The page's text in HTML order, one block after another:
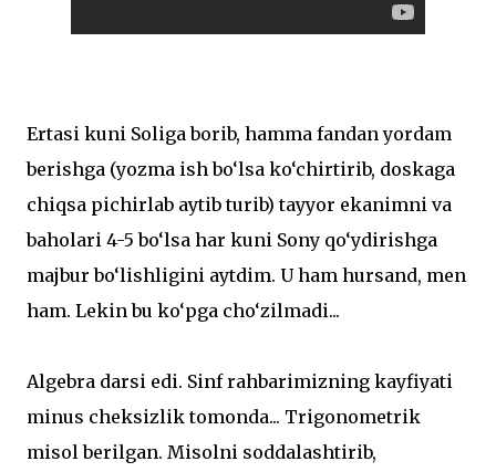
Ertasi kuni Soliga borib, hamma fandan yordam
berishga (yozma ish bo‘lsa ko‘chirtirib, doskaga
chiqsa pichirlab aytib turib) tayyor ekanimni va
baholari 4-5 bo‘lsa har kuni Sony qo‘ydirishga
majbur bo‘lishligini aytdim. U ham hursand, men
ham. Lekin bu ko‘pga cho‘zilmadi...
Algebra darsi edi. Sinf rahbarimizning kayfiyati
minus cheksizlik tomonda... Trigonometrik
misol berilgan. Misolni soddalashtirib,